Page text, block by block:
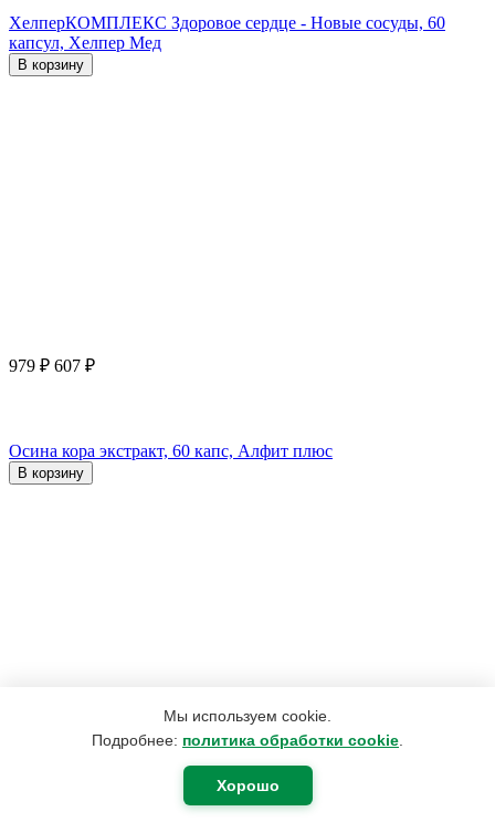
Мы используем cookie.
Подробнее: политика обработки cookie
Хорошо
ХелперКОМПЛЕКС Здоровое сердце - Новые сосуды, 60
капсул, Хелпер Мед
В корзину
979 ₽ 607 ₽
Осина кора экстракт, 60 капс, Алфит плюс
В корзину